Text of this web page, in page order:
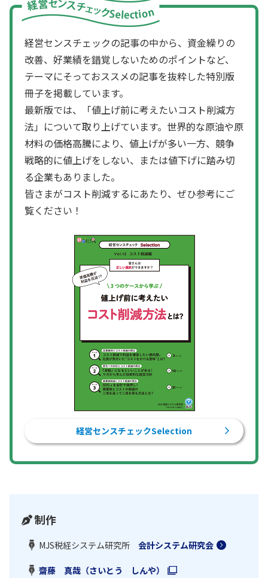
経営センスチェックの記事の中から、資金繰りの
改善、好業績を錯覚しないためのポイントなど、
テーマにそっておススメの記事を抜粋した特別版
冊子を掲載しています。
最新版では、「値上げ前に考えたいコスト削減方
法」について取り上げています。世界的な原油や原
材料の価格高騰により、値上げが多い一方、競争
戦略的に値上げをしない、または値下げに踏み切
る企業もありました。
皆さまがコスト削減するにあたり、ぜひ参考にご
覧ください！
経営センスチェックSelection
制作
MJS税経システム研究所 会計システム研究会
齋藤 真哉（さいとう しんや）